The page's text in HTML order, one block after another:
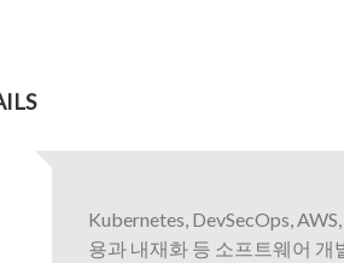
Kubernetes, DevSecOps,
용과 내재화 등 소프트웨어